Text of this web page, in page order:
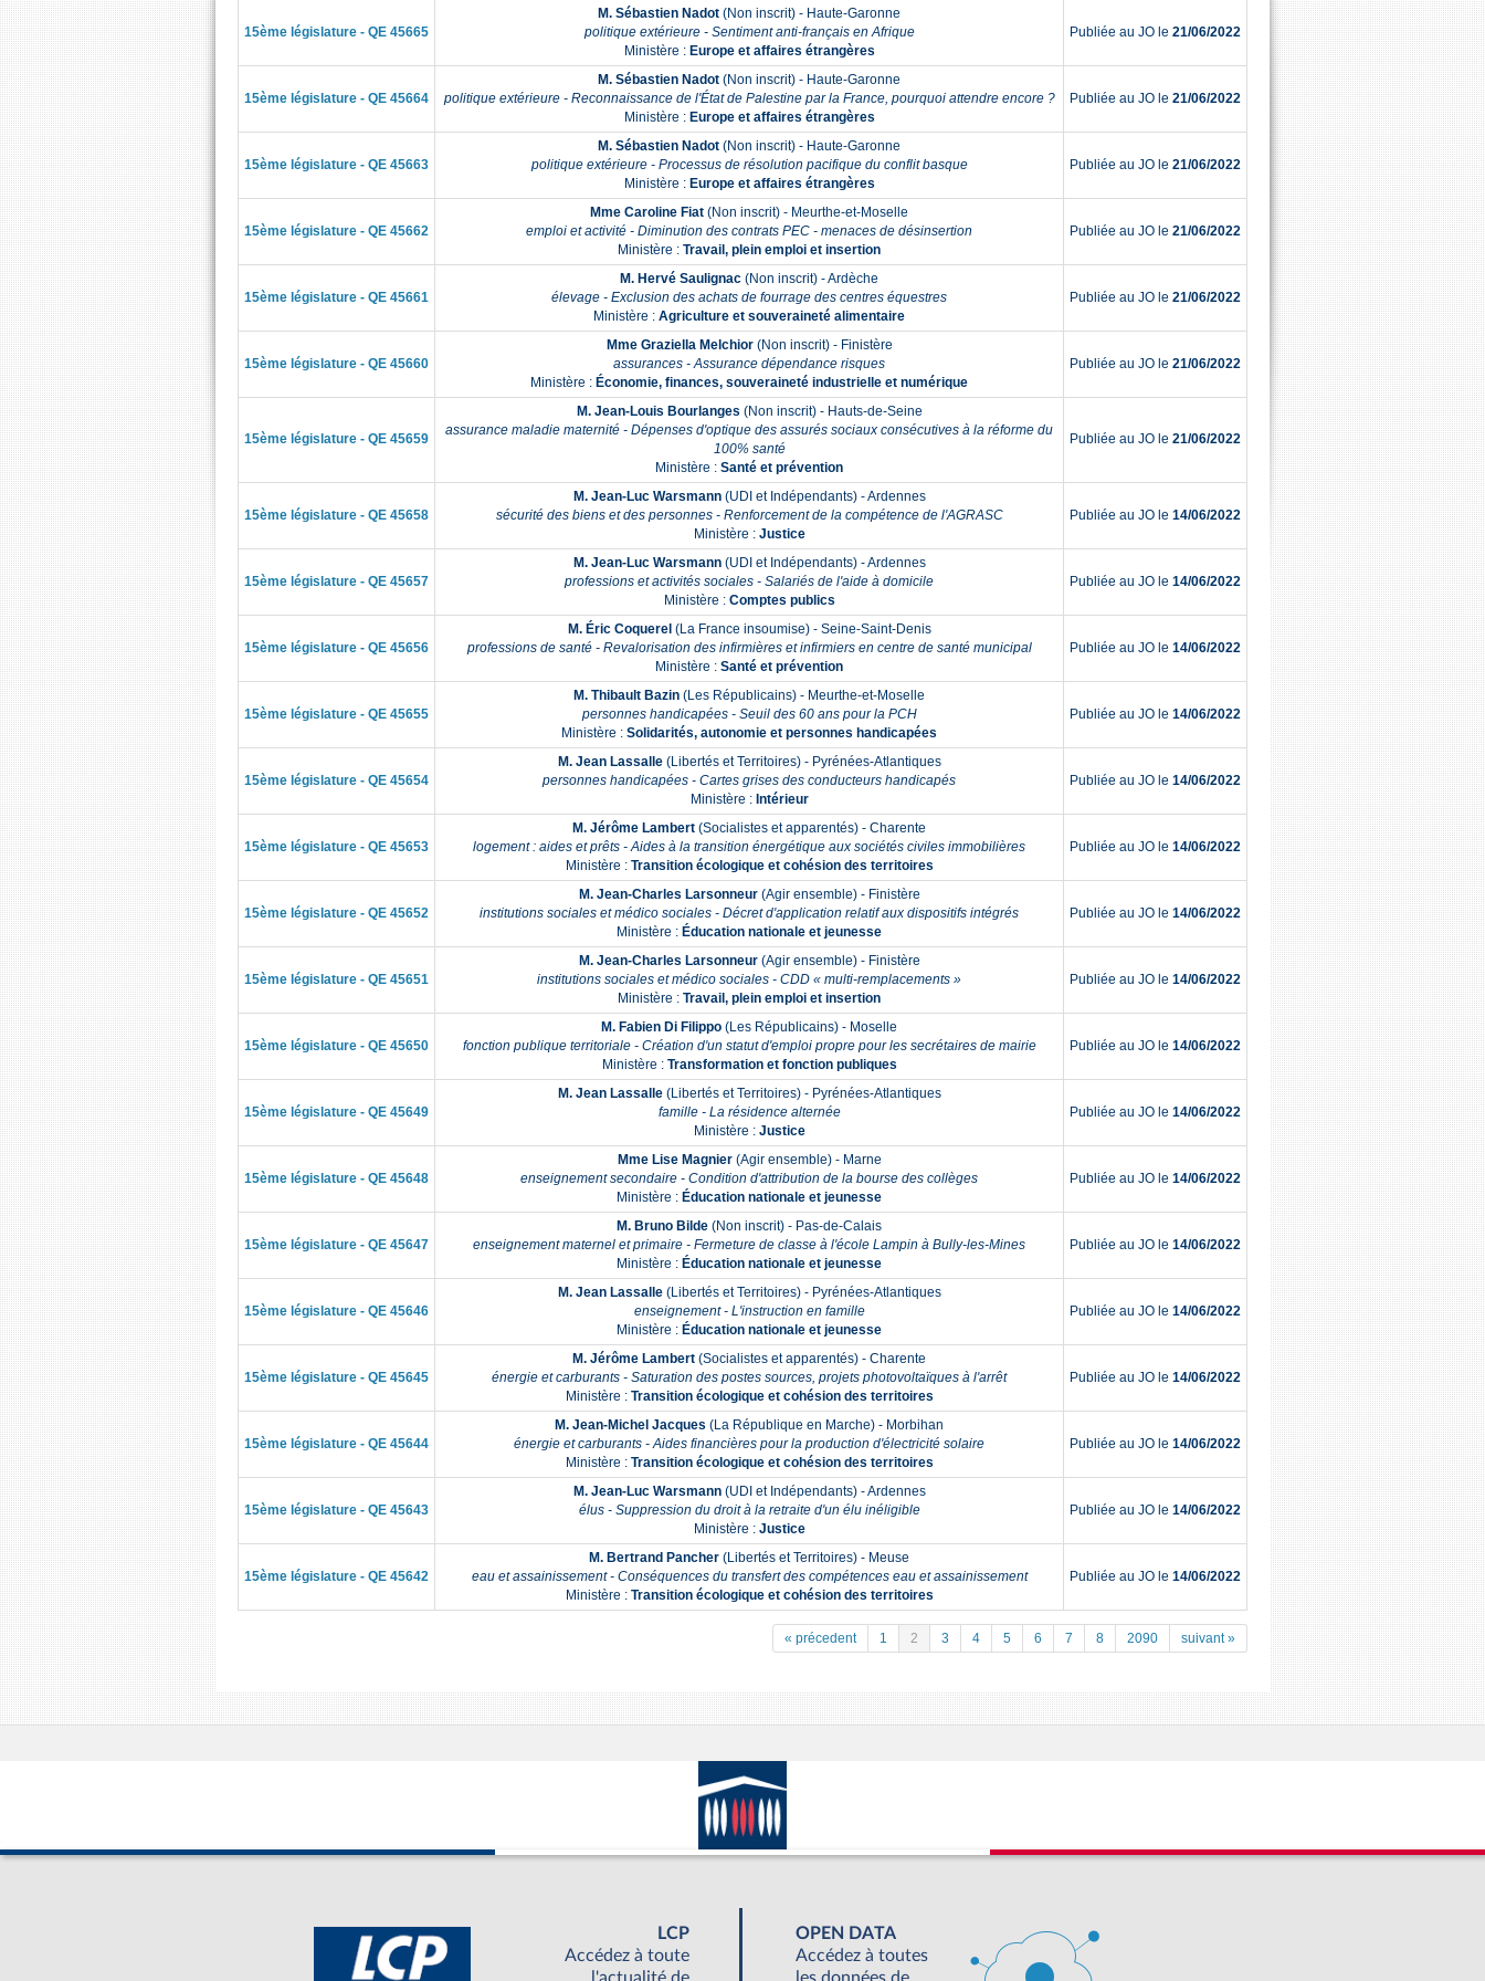
15ème législature - QE 45665
M. Sébastien Nadot (Non inscrit) - Haute-Garonne
politique extérieure - Sentiment anti-français en Afrique
Ministère : Europe et affaires étrangères
Publiée au JO le 21/06/2022
15ème législature - QE 45664
M. Sébastien Nadot (Non inscrit) - Haute-Garonne
politique extérieure - Reconnaissance de l'État de Palestine par la France, pourquoi attendre encore ?
Ministère : Europe et affaires étrangères
Publiée au JO le 21/06/2022
15ème législature - QE 45663
M. Sébastien Nadot (Non inscrit) - Haute-Garonne
politique extérieure - Processus de résolution pacifique du conflit basque
Ministère : Europe et affaires étrangères
Publiée au JO le 21/06/2022
15ème législature - QE 45662
Mme Caroline Fiat (Non inscrit) - Meurthe-et-Moselle
emploi et activité - Diminution des contrats PEC - menaces de désinsertion
Ministère : Travail, plein emploi et insertion
Publiée au JO le 21/06/2022
15ème législature - QE 45661
M. Hervé Saulignac (Non inscrit) - Ardèche
élevage - Exclusion des achats de fourrage des centres équestres
Ministère : Agriculture et souveraineté alimentaire
Publiée au JO le 21/06/2022
15ème législature - QE 45660
Mme Graziella Melchior(Non inscrit) - Finistère
assurances - Assurance dépendance risques
Ministère : Économie, finances, souveraineté industrielle et numérique
Publiée au JO le 21/06/2022
15ème législature - QE 45659
M. Jean-Louis Bourlanges (Non inscrit) - Hauts-de-Seine
assurance maladie maternité - Dépenses d'optique des assurés sociaux consécutives à la réforme du
100% santé
Ministère : Santé et prévention
Publiée au JO le 21/06/2022
15ème législature - QE 45658
M. Jean-Luc Warsmann(UDI et Indépendants) - Ardennes
sécurité des biens et des personnes - Renforcement de la compétence de l'AGRASC
Ministère : Justice
Publiée au JO le 14/06/2022
15ème législature - QE 45657
M. Jean-Luc Warsmann(UDI et Indépendants) - Ardennes
professions et activités sociales - Salariés de l'aide à domicile
Ministère : Comptes publics
Publiée au JO le 14/06/2022
15ème législature - QE 45656
M. Éric Coquerel(La France insoumise) - Seine-Saint-Denis
professions de santé - Revalorisation des infirmières et infirmiers en centre de santé municipal
Ministère : Santé et prévention
Publiée au JO le 14/06/2022
15ème législature - QE 45655
M. Thibault Bazin (Les Républicains) - Meurthe-et-Moselle
personnes handicapées - Seuil des 60 ans pour la PCH
Ministère : Solidarités, autonomie et personnes handicapées
Publiée au JO le 14/06/2022
15ème législature - QE 45654
M. Jean Lassalle(Libertés et Territoires) - Pyrénées-Atlantiques
personnes handicapées - Cartes grises des conducteurs handicapés
Ministère : Intérieur
Publiée au JO le 14/06/2022
15ème législature - QE 45653
M. Jérôme Lambert (Socialistes et apparentés) - Charente
logement : aides et prêts - Aides à la transition énergétique aux sociétés civiles immobilières
Ministère : Transition écologique et cohésion des territoires
Publiée au JO le 14/06/2022
15ème législature - QE 45652
M. Jean-Charles Larsonneur(Agir ensemble) - Finistère
institutions sociales et médico sociales - Décret d'application relatif aux dispositifs intégrés
Ministère : Éducation nationale et jeunesse
Publiée au JO le 14/06/2022
15ème législature - QE 45651
M. Jean-Charles Larsonneur(Agir ensemble) - Finistère
institutions sociales et médico sociales - CDD « multi-remplacements »
Ministère : Travail, plein emploi et insertion
Publiée au JO le 14/06/2022
15ème législature - QE 45650
M. Fabien Di Filippo (Les Républicains) - Moselle
fonction publique territoriale - Création d'un statut d'emploi propre pour les secrétaires de mairie
Ministère : Transformation et fonction publiques
Publiée au JO le 14/06/2022
15ème législature - QE 45649
M. Jean Lassalle(Libertés et Territoires) - Pyrénées-Atlantiques
famille - La résidence alternée
Ministère : Justice
Publiée au JO le 14/06/2022
15ème législature - QE 45648
Mme Lise Magnier(Agir ensemble) - Marne
enseignement secondaire - Condition d'attribution de la bourse des collèges
Ministère : Éducation nationale et jeunesse
Publiée au JO le 14/06/2022
15ème législature - QE 45647
M. Bruno Bilde (Non inscrit) - Pas-de-Calais
enseignement maternel et primaire - Fermeture de classe à l'école Lampin à Bully-les-Mines
Ministère : Éducation nationale et jeunesse
Publiée au JO le 14/06/2022
15ème législature - QE 45646
M. Jean Lassalle(Libertés et Territoires) - Pyrénées-Atlantiques
enseignement - L'instruction en famille
Ministère : Éducation nationale et jeunesse
Publiée au JO le 14/06/2022
15ème législature - QE 45645
M. Jérôme Lambert (Socialistes et apparentés) - Charente
énergie et carburants - Saturation des postes sources, projets photovoltaïques à l'arrêt
Ministère : Transition écologique et cohésion des territoires
Publiée au JO le 14/06/2022
15ème législature - QE 45644
M. Jean-Michel Jacques (La République en Marche) - Morbihan
énergie et carburants - Aides financières pour la production d'électricité solaire
Ministère : Transition écologique et cohésion des territoires
Publiée au JO le 14/06/2022
15ème législature - QE 45643
M. Jean-Luc Warsmann(UDI et Indépendants) - Ardennes
élus - Suppression du droit à la retraite d'un élu inéligible
Ministère : Justice
Publiée au JO le 14/06/2022
15ème législature - QE 45642
M. Bertrand Pancher (Libertés et Territoires) - Meuse
eau et assainissement - Conséquences du transfert des compétences eau et assainissement
Ministère : Transition écologique et cohésion des territoires
Publiée au JO le 14/06/2022
« précedent 1 2 3 4 5 6 7 8 2090 suivant »
LCP
Accédez à toute
OPEN DATA
Accédez à toutes